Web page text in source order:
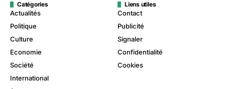
Catégories
Actualités
Politique
Culture
Economie
Société
International
Liens utiles
Contact
Publicité
Signaler
Confidentialité
Cookies